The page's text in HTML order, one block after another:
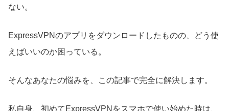
ない。
ExpressVPNのアプリをダウンロードしたものの、どう使
えばいいのか困っている。
そんなあなたの悩みを、この記事で完全に解決します。
私自身、初めてExpressVPNをスマホで使い始めた時は、